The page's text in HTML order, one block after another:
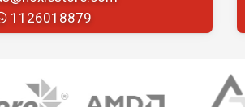
1126018879